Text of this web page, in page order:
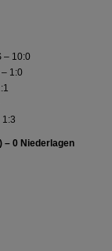
– 10:0
1:0
– 0 Niederlagen